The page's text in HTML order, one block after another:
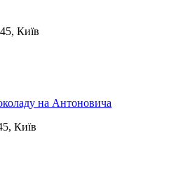
Київ
на Антоновича
Київ